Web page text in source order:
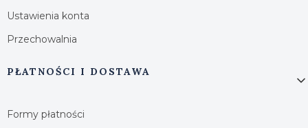
Ustawienia konta
Przechowalnia
PŁATNOŚCI I DOSTAWA
Formy płatności